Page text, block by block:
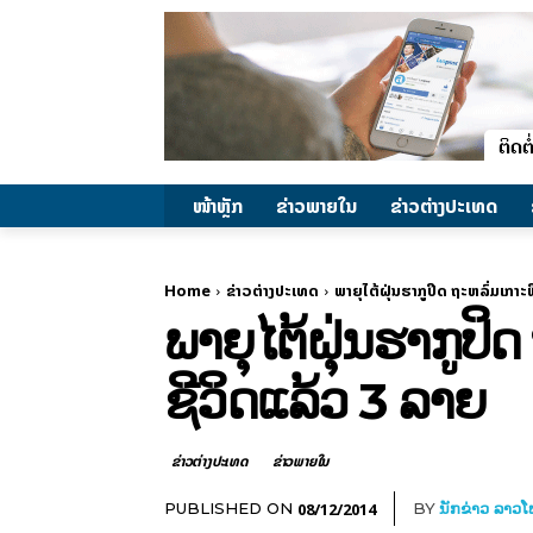
ໜ້າຫຼັກ ຂ່າວພາຍ​ໃນ ຂ່າວຕ່າງປະເທດ
Home ຂ່າວຕ່າງປະເທດ ພາຍຸໄຕ້ຝຸ່ນຮາກູປິດ ຖະຫລົ່ມເກາ
ພາຍຸໄຕ້ຝຸ່ນຮາກູປິ
ຊີວິດແລ້ວ 3 ລາຍ
ຂ່າວຕ່າງປະເທດ ຂ່າວພາຍ​ໃນ
PUBLISHED ON 08/12/2014 BYນັກຂ່າວ ລາວ